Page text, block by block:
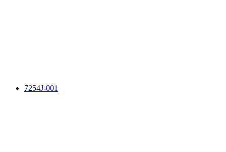
7254J-001